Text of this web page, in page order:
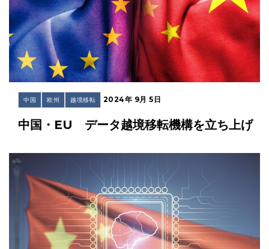
中国 欧州 越境移転 2024年 9月 5日
中国・EU データ越境移転機構を立ち上げ